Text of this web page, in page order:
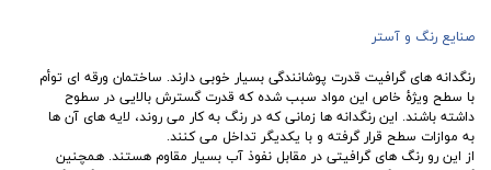
صنایع رنگ و آستر
رنگدانه های گرافیت قدرت پوشانندگی بسیار خوبی دارند. ساختمان ورقه ای توأم
با سطح ویژۀ خاص این مواد سبب شده که قدرت گسترش بالایی در سطوح
داشته باشند. این رنگدانه ها زمانی که در رنگ به کار می روند، لایه های آن ها
به موازات سطح قرار گرفته و با یکدیگر تداخل می کنند.
از این رو رنگ های گرافیتی در مقابل نفوذ آب بسیار مقاوم هستند. همچنین